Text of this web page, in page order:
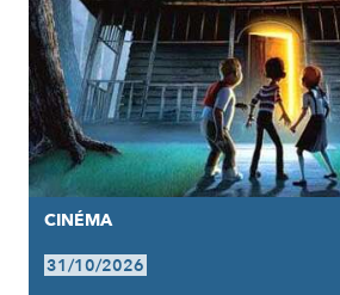
CINÉMA
31/10/2026